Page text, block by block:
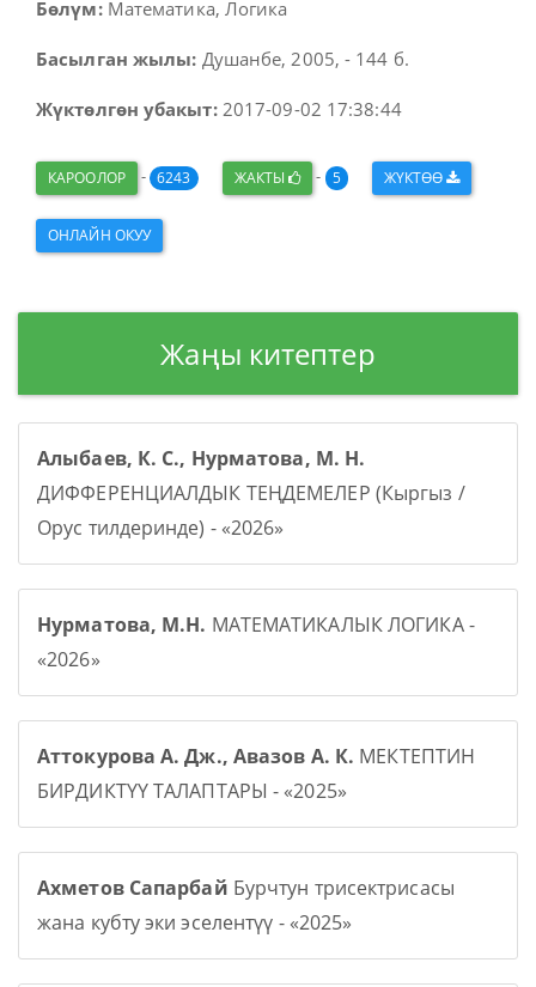
Бөлүм:Математика, Логика
Басылган жылы: Душанбе, 2005, - 144 б.
Жүктөлгөн убакыт:2017-09-02 17:38:44
КАРООЛОР - 6243 ЖАКТЫ - 5 ЖҮКТӨӨ
ОНЛАЙН ОКУУ
Жаңы китептер
Алыбаев, К. С., Нурматова, М. Н.
ДИФФЕРЕНЦИАЛДЫК ТЕҢДЕМЕЛЕР (Кыргыз /
Орус тилдеринде) - «2026»
Нурматова, М.Н. МАТЕМАТИКАЛЫК ЛОГИКА -
«2026»
Аттокурова А. Дж., Авазов А. К. МЕКТЕПТИН
БИРДИКТҮҮ ТАЛАПТАРЫ - «2025»
Ахметов Сапарбай Бурчтун трисектрисасы
жана кубту эки эселентүү - «2025»